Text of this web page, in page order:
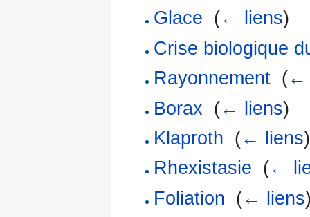
Glace (← liens)
Crise biologique
Rayonnement‎ (←
Borax (← liens)
Klaproth (← liens)
Rhexistasie (←
Foliation (← liens